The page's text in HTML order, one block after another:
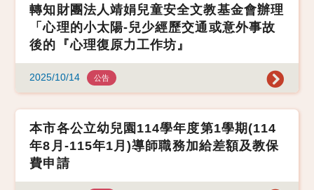
轉知財團法人靖娟兒童安全文教基金會辦理
「心理的小太陽-兒少經歷交通或意外事故
後的『心理復原力工作坊』
2025/10/14 公告
本市各公立幼兒園114學年度第1學期(114
年8月-115年1月)導師職務加給差額及教保
費申請